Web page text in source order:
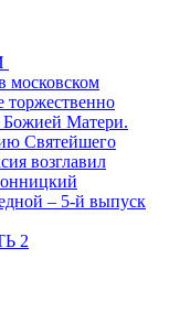
московском
торжественно
Божией Матери.
Святейшего
возглавил
– 5-й выпуск
2